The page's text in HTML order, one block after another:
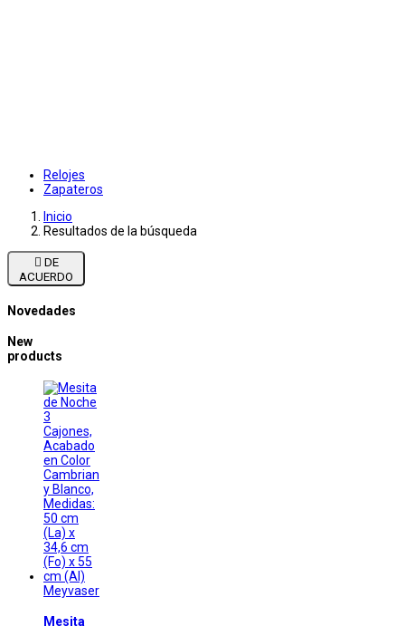
Relojes
Zapateros
Inicio
Resultados de la búsqueda

ACUERDO
Novedades
New
products
Meyvaser
Mesita